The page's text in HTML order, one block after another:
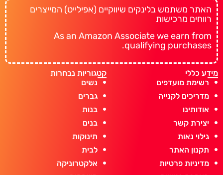
האתר משתמש בלינקים שיווקיים (אפילייט) המייצרים
רווחים מרכישות
As an Amazon Associate we earn from
qualifying purchases.
מידע כללי
רשימת מועדפים
מדריכים לקנייה
אודותינו
יצירת קשר
גילוי נאות
תקנון האתר
מדיניות פרטיות
קטגוריות נבחרות
נשים
גברים
בנות
בנים
תינוקות
לבית
אלקטרוניקה